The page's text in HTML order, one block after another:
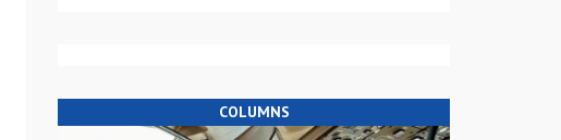
COLUMNS